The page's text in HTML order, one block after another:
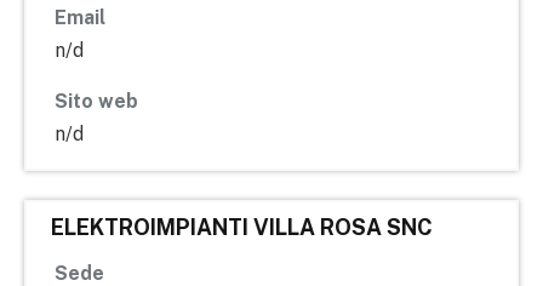
Email
n/d
Sito web
n/d
ELEKTROIMPIANTI VILLA ROSA SNC
Sede